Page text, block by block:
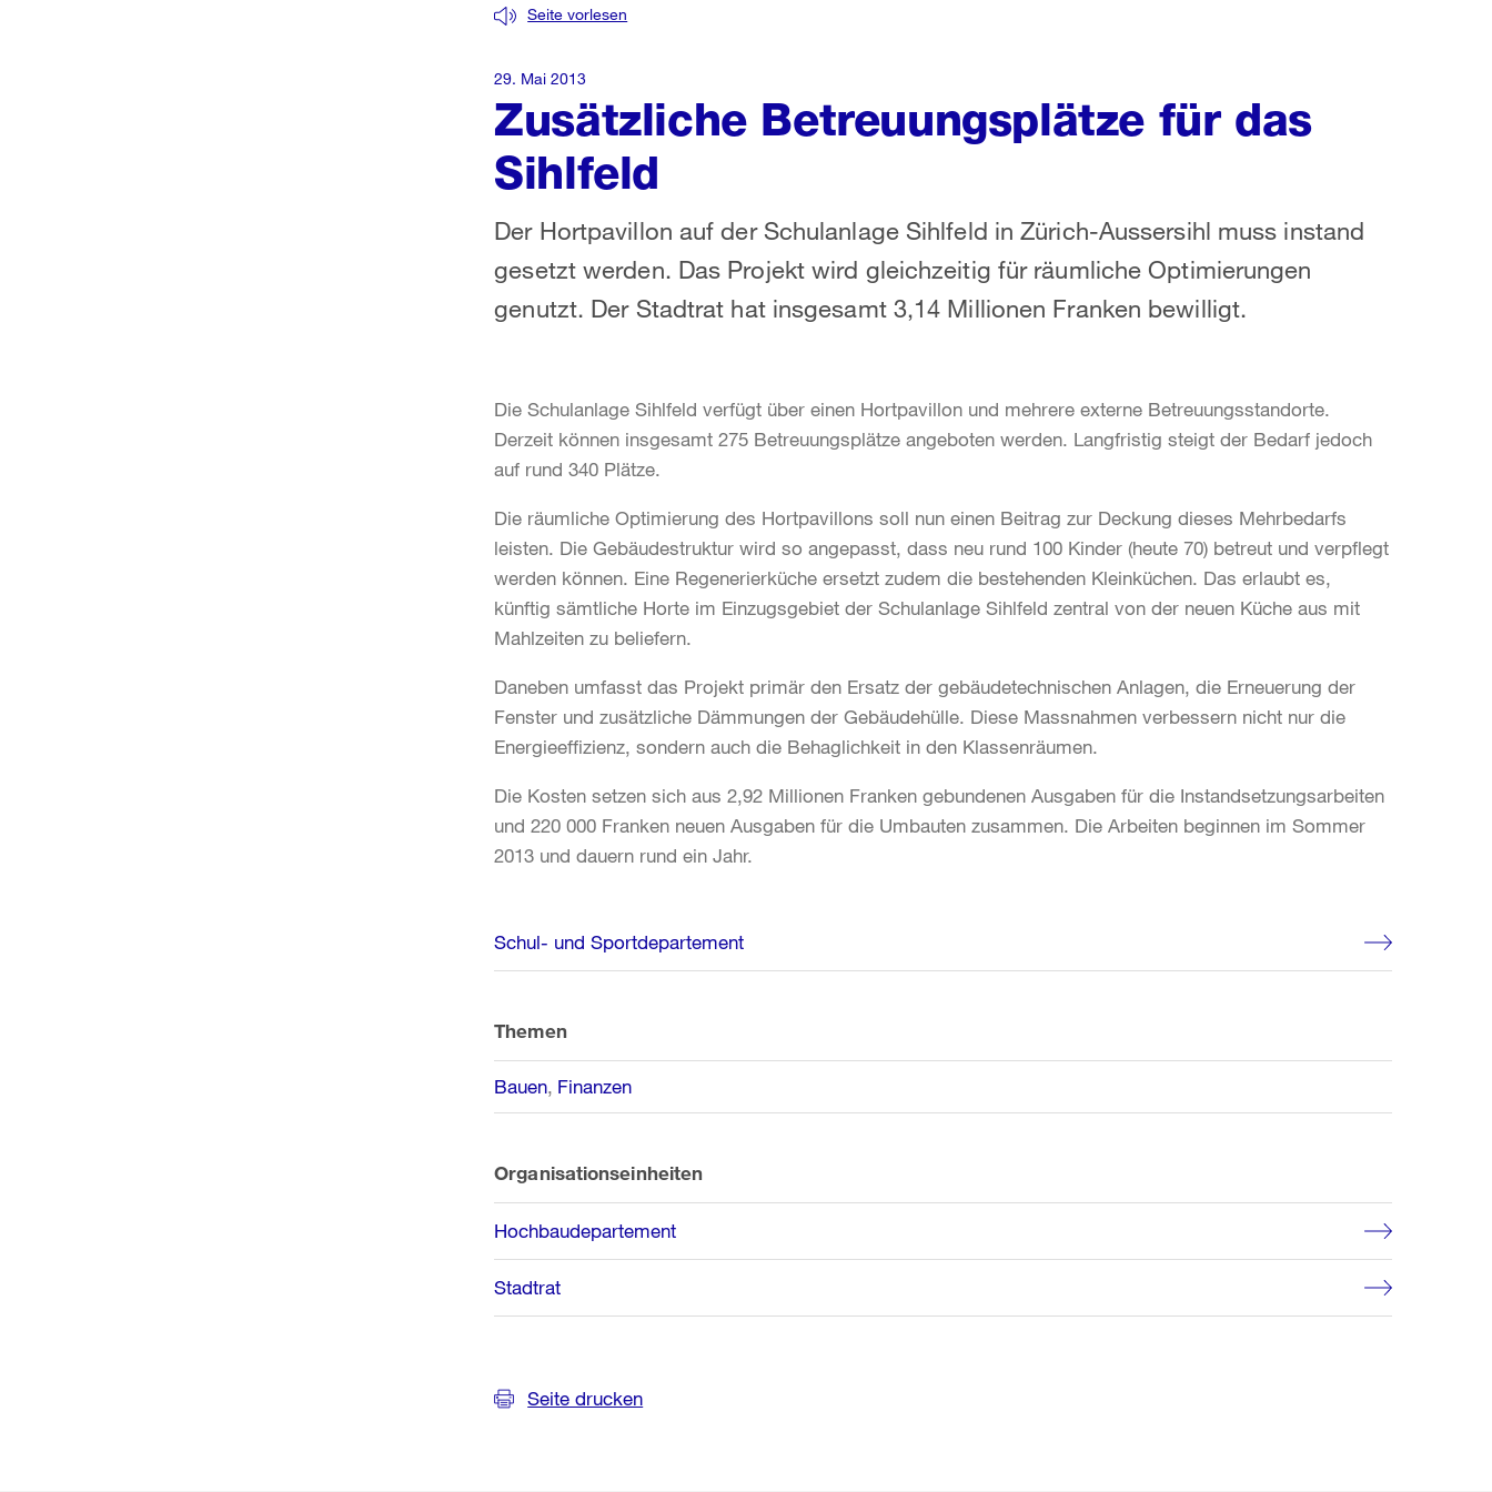
Zusätzliche Betreuungsplätze für das
Sihlfeld
Seite vorlesen
Der Hortpavillon auf der Schulanlage Sihlfeld in Zürich-Aussersihl muss instand
gesetzt werden. Das Projekt wird gleichzeitig für räumliche Optimierungen
genutzt. Der Stadtrat hat insgesamt 3,14 Millionen Franken bewilligt.
29. Mai 2013
Die Schulanlage Sihlfeld verfügt über einen Hortpavillon und mehrere externe Betreuungsstandorte.
Derzeit können insgesamt 275 Betreuungsplätze angeboten werden. Langfristig steigt der Bedarf jedoch
auf rund 340 Plätze.
Die räumliche Optimierung des Hortpavillons soll nun einen Beitrag zur Deckung dieses Mehrbedarfs
leisten. Die Gebäudestruktur wird so angepasst, dass neu rund 100 Kinder (heute 70) betreut und verpflegt
werden können. Eine Regenerierküche ersetzt zudem die bestehenden Kleinküchen. Das erlaubt es,
künftig sämtliche Horte im Einzugsgebiet der Schulanlage Sihlfeld zentral von der neuen Küche aus mit
Mahlzeiten zu beliefern.
Daneben umfasst das Projekt primär den Ersatz der gebäudetechnischen Anlagen, die Erneuerung der
Fenster und zusätzliche Dämmungen der Gebäudehülle. Diese Massnahmen verbessern nicht nur die
Energieeffizienz, sondern auch die Behaglichkeit in den Klassenräumen.
Die Kosten setzen sich aus 2,92 Millionen Franken gebundenen Ausgaben für die Instandsetzungsarbeiten
und 220 000 Franken neuen Ausgaben für die Umbauten zusammen. Die Arbeiten beginnen im Sommer
2013 und dauern rund ein Jahr.
Weitere
Informationen
Schul- und Sportdepartement
Themen
Bauen Finanzen
Organisationseinheiten
Hochbaudepartement
Stadtrat
Seite drucken